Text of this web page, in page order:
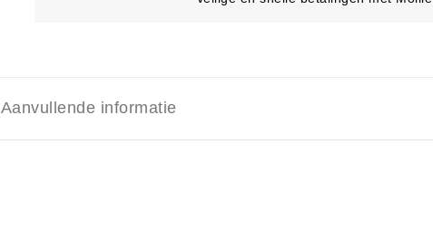
Aanvullende informatie